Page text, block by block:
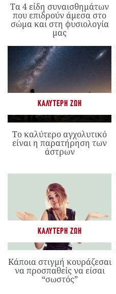
Τα 4 είδη συναισθημάτων
που επιδρούν άμεσα στο
σώμα και στη φυσιολογία
μας
ΚΑΛΎΤΕΡΗ ΖΩΉ
Το καλύτερο αγχολυτικό
είναι η παρατήρηση των
άστρων
ΚΑΛΎΤΕΡΗ ΖΩΉ
Κάποια στιγμή κουράζεσαι
να προσπαθείς να είσαι
“σωστός”